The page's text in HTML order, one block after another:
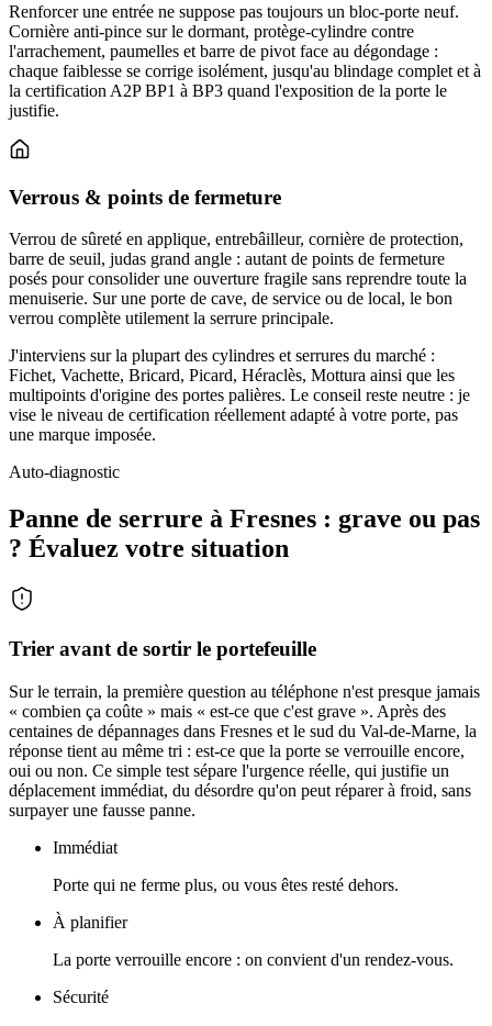
Renforcer une entrée ne suppose pas toujours un bloc-porte neuf.
Cornière anti-pince sur le dormant, protège-cylindre contre
l'arrachement, paumelles et barre de pivot face au dégondage :
chaque faiblesse se corrige isolément, jusqu'au blindage complet et à
la certification A2P BP1 à BP3 quand l'exposition de la porte le
justifie.
Verrous & points de fermeture
Verrou de sûreté en applique, entrebâilleur, cornière de protection,
barre de seuil, judas grand angle : autant de points de fermeture
posés pour consolider une ouverture fragile sans reprendre toute la
menuiserie. Sur une porte de cave, de service ou de local, le bon
verrou complète utilement la serrure principale.
J'interviens sur la plupart des cylindres et serrures du marché :
Fichet, Vachette, Bricard, Picard, Héraclès, Mottura ainsi que les
multipoints d'origine des portes palières. Le conseil reste neutre : je
vise le niveau de certification réellement adapté à votre porte, pas
une marque imposée.
Auto-diagnostic
Panne de serrure à Fresnes : grave ou pas
? Évaluez votre situation
Trier avant de sortir le portefeuille
Sur le terrain, la première question au téléphone n'est presque jamais
« combien ça coûte » mais « est-ce que c'est grave ». Après des
centaines de dépannages dans Fresnes et le sud du Val-de-Marne, la
réponse tient au même tri : est-ce que la porte se verrouille encore,
oui ou non. Ce simple test sépare l'urgence réelle, qui justifie un
déplacement immédiat, du désordre qu'on peut réparer à froid, sans
surpayer une fausse panne.
Immédiat
Porte qui ne ferme plus, ou vous êtes resté dehors.
À planifier
La porte verrouille encore : on convient d'un rendez-vous.
Sécurité